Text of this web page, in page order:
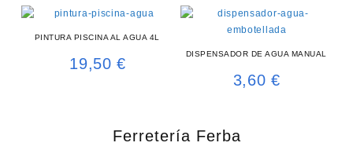
PINTURA PISCINA AL AGUA 4L
19,50€
DISPENSADOR DE AGUA MANUAL
3,60€
Ferretería Ferba